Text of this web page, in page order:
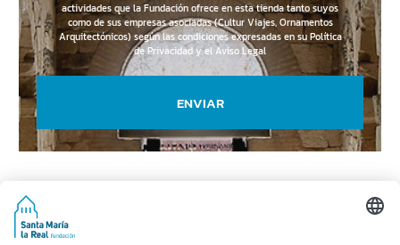
actividades que la Fundación ofrece en esta tienda tanto suyos
como de sus empresas asociadas (Cultur Viajes, Ornamentos
Arquitectónicos) según las condiciones expresadas en suPolítica
de Privacidad y el Aviso Legal
ENVIAR